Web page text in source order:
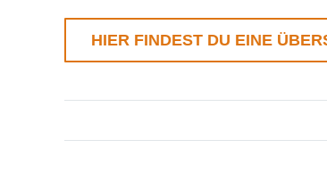
HIER FINDEST DU EINE